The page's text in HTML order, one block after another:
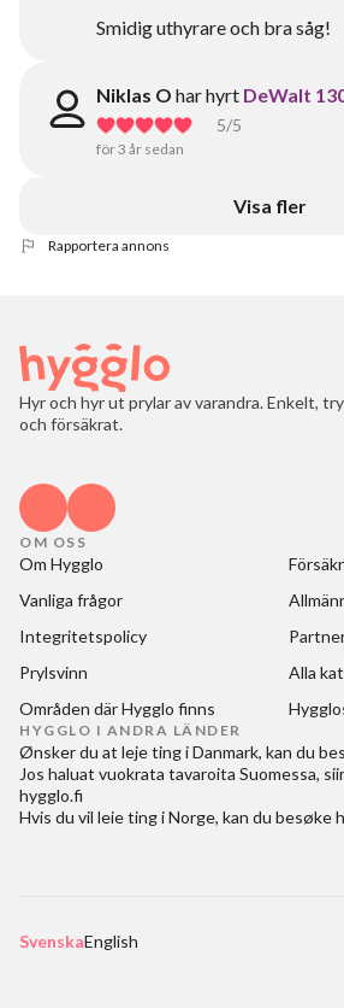
Smidig uthyrare och bra såg!
Niklas O har hyrt DeWalt
5/5
för 3 år sedan
Visa fler
Rapportera annons
Hyr och hyr ut prylar av varandra. Enkelt,
och försäkrat.
OM OSS
Om Hygglo
Vanliga frågor
Integritetspolicy
Prylsvinn
Alla
Områden där Hygglo finns
HYGGLO I ANDRA LÄNDER
Ønsker du at leje ting i Danmark, kan du
Jos haluat vuokrata tavaroita Suomessa,
hygglo.fi
Hvis du vil leie ting i Norge, kan du besøke
SvenskaEnglish